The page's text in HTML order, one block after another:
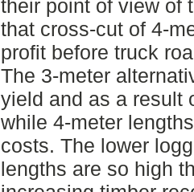
their point of view of
that cross-cut of 4-
profit before truck
The 3-meter
yield and as a result
while 4-meter
costs. The lower
lengths are so high